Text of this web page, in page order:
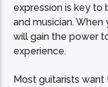
expression is key to
and musician.
will gain the power
experience.
Most guitarists